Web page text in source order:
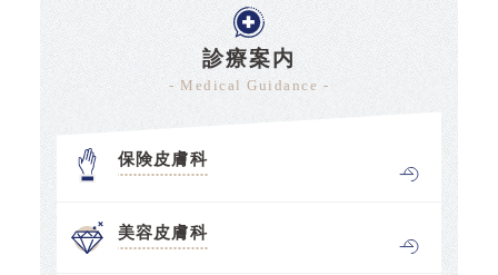
診療案内
- Medical Guidance -
保険皮膚科
美容皮膚科